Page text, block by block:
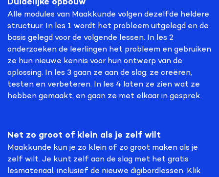
Alle modules van Maakkunde volgen dezelfde heldere
structuur. In les 1 wordt het probleem uitgelegd en de
basis gelegd voor de volgende lessen. In les 2
onderzoeken de leerlingen het probleem en gebruiken
ze hun nieuwe kennis voor hun ontwerp van de
oplossing. In les 3 gaan ze aan de slag: ze creëren,
testen en verbeteren. In les 4 laten ze zien wat ze
hebben gemaakt, en gaan ze met elkaar in gesprek.
Net zo groot of klein als je zelf wilt
Maakkunde kun je zo klein of zo groot maken als je
zelf wilt. Je kunt zelf aan de slag met het gratis
lesmateriaal, inclusief de nieuwe digibordlessen. Klik